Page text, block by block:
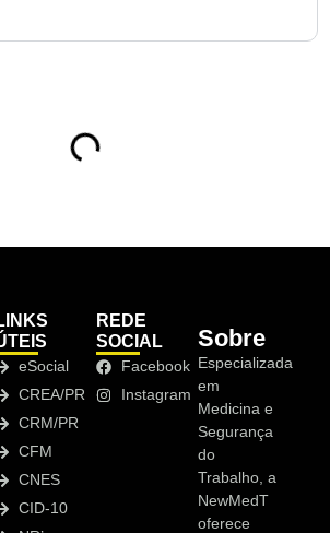
eSocial
CREA/PR
CRM/PR
CFM
CNES
CID-10
REDE
SOCIAL
Facebook
Instagram
Sobre
Especializada
em
Medicina e
Segurança
do
Trabalho, a
NewMedT
oferece